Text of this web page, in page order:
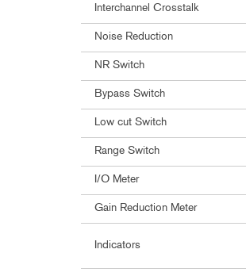
Interchannel Crosstalk
Noise Reduction
NR Switch
Bypass Switch
Low cut Switch
Range Switch
I/O Meter
Gain Reduction Meter
Indicators